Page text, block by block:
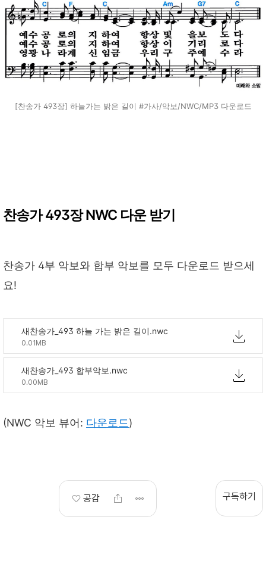
[찬송가 493장] 하늘가는 밝은 길이 #가사/악보/NWC/MP3 다운로드
찬송가 493장 NWC 다운 받기
찬송가 4부 악보와 합부 악보를 모두 다운로드 받으세
요!
새찬송가_493 하늘 가는 밝은 길이.nwc
0.01MB
새찬송가_493 합부악보.nwc
0.00MB
(NWC 악보 뷰어: 다운로드)
공감 구독하기